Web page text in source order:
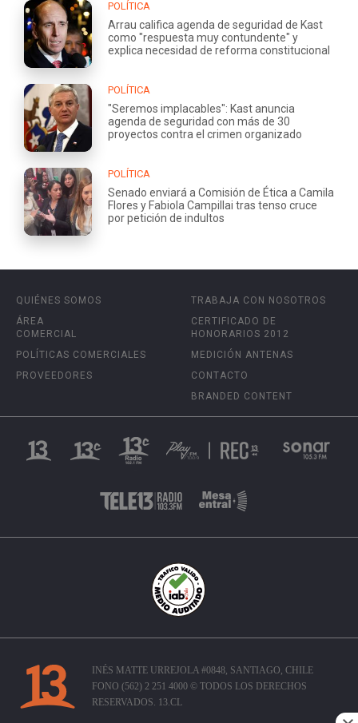
POLÍTICA
Arrau califica agenda de seguridad de Kast
como "respuesta muy contundente" y
explica necesidad de reforma constitucional
POLÍTICA
"Seremos implacables": Kast anuncia
agenda de seguridad con más de 30
proyectos contra el crimen organizado
POLÍTICA
Senado enviará a Comisión de Ética a Camila
Flores y Fabiola Campillai tras tenso cruce
por petición de indultos
QUIÉNES SOMOS
ÁREA
COMERCIAL
POLÍTICAS COMERCIALES
PROVEEDORES
TRABAJA CON NOSOTROS
CERTIFICADO DE
HONORARIOS 2012
MEDICIÓN ANTENAS
CONTACTO
BRANDED CONTENT
INÉS MATTE URREJOLA #0848, SANTIAGO, CHILE
FONO (562) 2 251 4000 © TODOS LOS DERECHOS
RESERVADOS. 13.CL